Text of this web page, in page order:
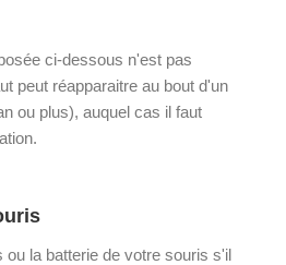
ci-dessous n'est pas
peut réapparaitre au bout d'un
ou plus), auquel cas il faut
la batterie de votre souris s'il